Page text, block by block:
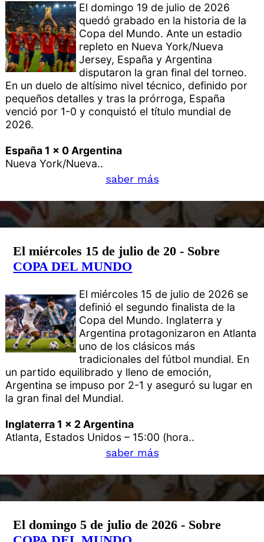
El domingo 19 de julio de 2026
quedó grabado en la historia de la
Copa del Mundo. Ante un estadio
repleto en Nueva York/Nueva
Jersey, España y Argentina
disputaron la gran final del torneo.
En un duelo de altísimo nivel técnico, definido por
pequeños detalles y tras la prórroga, España
venció por 1-0 y conquistó el título mundial de
2026.
España 1 x 0 Argentina
Nueva York/Nueva..
saber más
El miércoles 15 de julio de 20 - Sobre
COPA DEL MUNDO
El miércoles 15 de julio de 2026 se
definió el segundo finalista de la
Copa del Mundo. Inglaterra y
Argentina protagonizaron en Atlanta
uno de los clásicos más
tradicionales del fútbol mundial. En
un partido equilibrado y lleno de emoción,
Argentina se impuso por 2-1 y aseguró su lugar en
la gran final del Mundial.
Inglaterra 1 x 2 Argentina
Atlanta, Estados Unidos – 15:00 (hora..
saber más
El domingo 5 de julio de 2026 - Sobre